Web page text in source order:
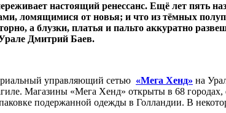
настоящий ренессанс. Ещё лет пять
ломящимися от новья; и что из тёмных
а блузки, платья и пальто аккуратно
Дмитрий Баев.
управляющий сетью «Мега Хенд» на
Магазины «Мега Хенд» открыты в 68
подержанной одежды в Голландии. В